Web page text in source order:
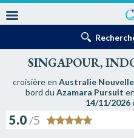
SINGAPOUR,
croisière en Australie
bord du Azamara Pursuit en
14/11/2026
5.0 /5